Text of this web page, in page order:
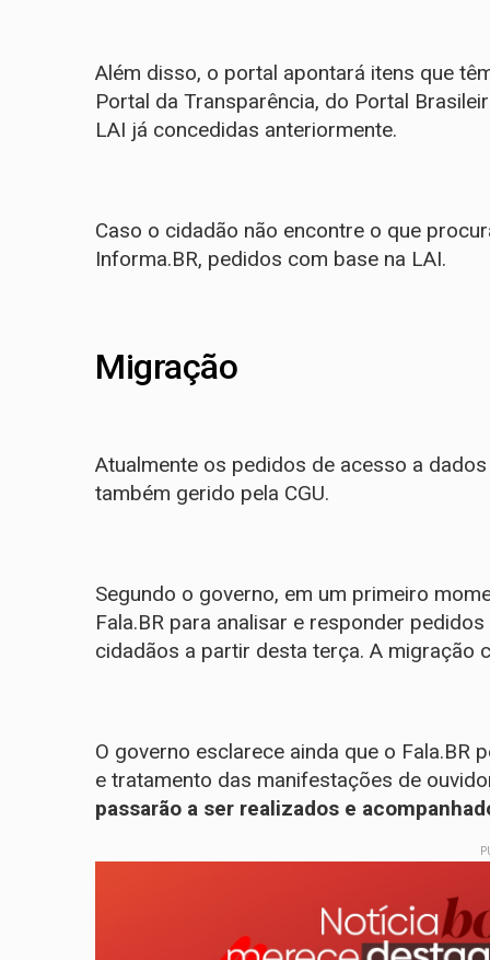
Além disso, o portal apontará itens que
Portal da Transparência, do Portal
LAI já concedidas anteriormente.
Caso o cidadão não encontre o que
Informa.BR, pedidos com base na LAI.
Migração
Atualmente os pedidos de acesso a
também gerido pela CGU.
Segundo o governo, em um primeiro
Fala.BR para analisar e responder
cidadãos a partir desta terça. A migração
O governo esclarece ainda que o
e tratamento das manifestações de
passarão a ser realizados e